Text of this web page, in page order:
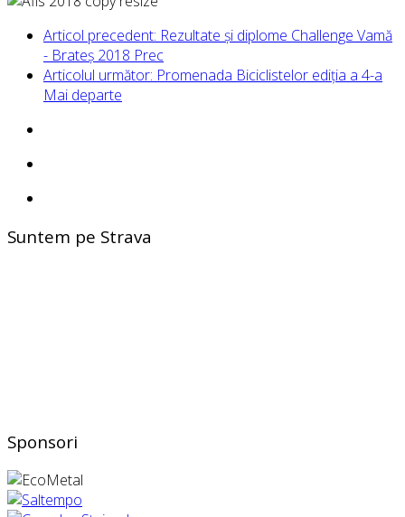
Articol precedent: Rezultate și diplome Challenge Vamă
- Brateș 2018 Prec
Articolul următor: Promenada Biciclistelor ediția a 4-a
Mai departe
Suntem pe Strava
Sponsori